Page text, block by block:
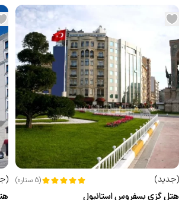
(جدید)
(
5 ستاره)
هتل گزی بسفروس استانبول
(